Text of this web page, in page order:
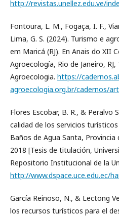
http://revistas.unellez.edu.ve/
Fontoura, L. M., Fogaça, I. F.,
Lima, G. S. (2024). Turismo e
em Maricá (RJ). En Anais do XII
Agroecología, Rio de Janeiro,
Agroecologia. https://
agroecologia.org.br/cadernos/
Flores Escobar, B. R., & Peralvo
calidad de los servicios
Baños de Agua Santa, Provincia
2018 [Tesis de titulación,
Repositorio Institucional de la
http://www.dspace.uce.edu.ec/
García Reinoso, N., & Lectong
los recursos turísticos para el